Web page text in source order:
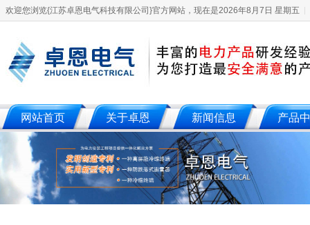
欢迎您浏览{江苏卓恩电气科技有限公司}官方网站，现在是2026年8月7日 星期五
网站首页 关于卓恩 新闻信息 产品